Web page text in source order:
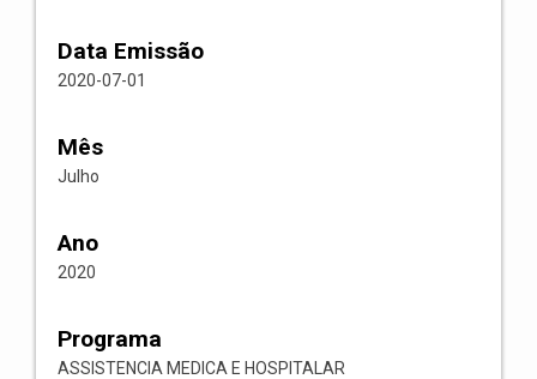
Data Emissão
2020-07-01
Mês
Julho
Ano
2020
Programa
ASSISTENCIA MEDICA E HOSPITALAR